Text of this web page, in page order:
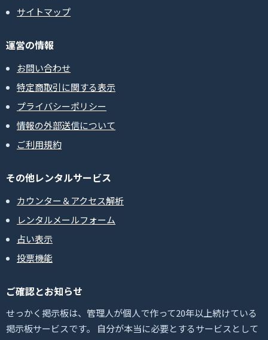
サイトマップ
運営の情報
お問い合わせ
特定商取引に関する表示
プライバシーポリシー
情報の外部送信について
ご利用規約
その他レンタルサービス
カウンター＆アクセス解析
レンタルメールフォーム
占い表示
投票機能
ご確認とお知らせ
せっかく掲示板は、管理人が個人で作って20年以上続けている
掲示板サービスです。 自分が本当に必要とするサービスとして